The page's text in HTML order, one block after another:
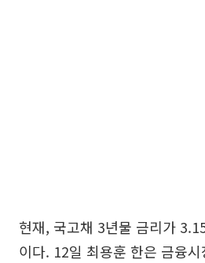
현재, 국고채 3년물 금리가
이다. 12일 최용훈 한은 금융